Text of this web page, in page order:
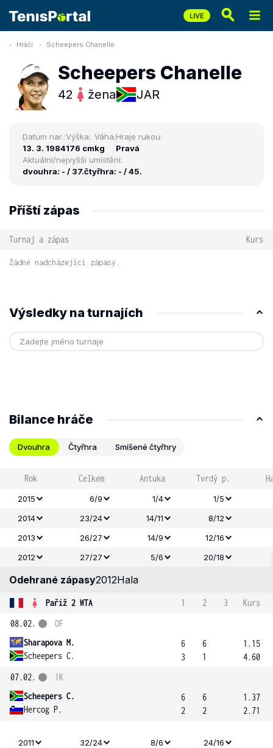
Hráči Scheepers Chanelle
Scheepers Chanelle
42 žena JAR
Datum nar.:
13. 3. 1984
Výška:
176 cm
Váha:
kg
Hraje rukou:
Pravá
Aktuální/nejvyšší umístění:
dvouhra: - / 37.čtyřhra: - / 45.
Příští zápas
Turnaj a zápas Kurs
Žádné nadcházející zápasy.
Výsledky na turnajích
Bilance hráče
Dvouhra Čtyřhra Smíšené čtyřhry
Rok Celkem Antuka Tvrdý p.
2015 6/9 1/4
1/5
2014
23/24 14/11
8/12
2013
26/27 14/9
12/16
2012
27/27 5/6 20/18
Odehrané zápasy2012Hala
Paříž 2 WTA 1 2 3
Kurs
08.02.
Sharapova M.
Scheepers C.
OF
6
3
6
1
1.15
4.60
07.02.
Scheepers C.
Hercog P.
1K
6
2
6
2
1.37
2.71
2011 32/24 8/6
24/16